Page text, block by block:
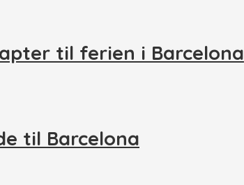
til ferien i Barcelona
til Barcelona